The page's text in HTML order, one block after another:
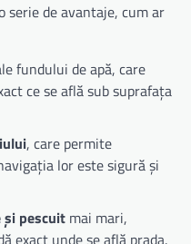
serie de avantaje, cum ar
fundului de apă, care
ce se află sub suprafața
, care permite
lor este sigură și
pescuit mai mari,
exact unde se află prada.